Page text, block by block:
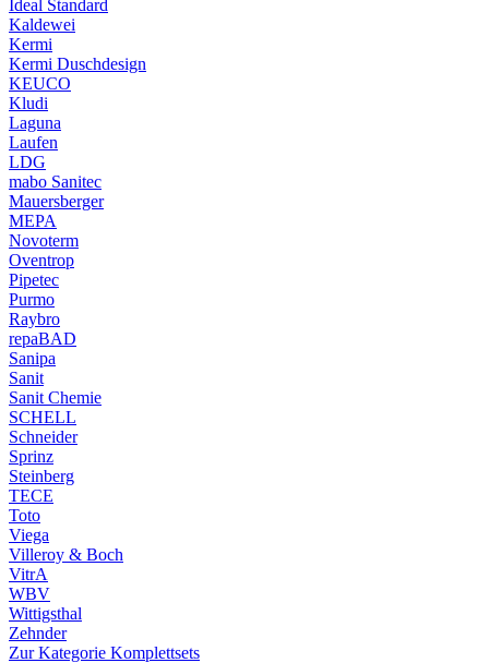
Ideal Standard
Kaldewei
Kermi
Kermi Duschdesign
KEUCO
Kludi
Laguna
Laufen
LDG
mabo Sanitec
Mauersberger
MEPA
Novoterm
Oventrop
Pipetec
Purmo
Raybro
repaBAD
Sanipa
Sanit
Sanit Chemie
SCHELL
Schneider
Sprinz
Steinberg
TECE
Toto
Viega
Villeroy & Boch
VitrA
WBV
Wittigsthal
Zehnder
Zur Kategorie Komplettsets